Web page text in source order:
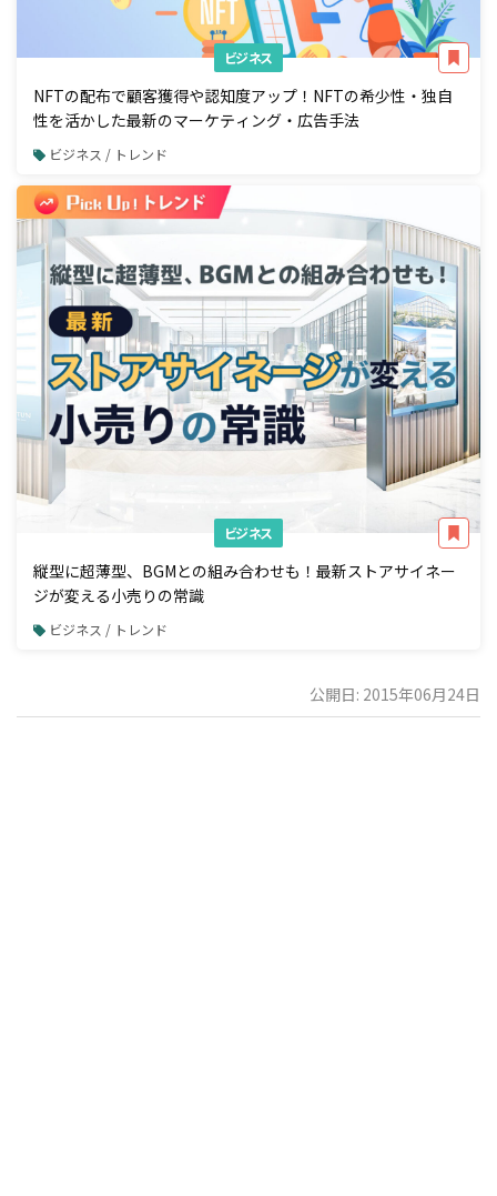
ビジネス
NFTの配布で顧客獲得や認知度アップ！NFTの希少性・独自
性を活かした最新のマーケティング・広告手法
ビジネス / トレンド
ビジネス
縦型に超薄型、BGMとの組み合わせも！最新ストアサイネー
ジが変える小売りの常識
ビジネス / トレンド
公開日: 2015年06月24日